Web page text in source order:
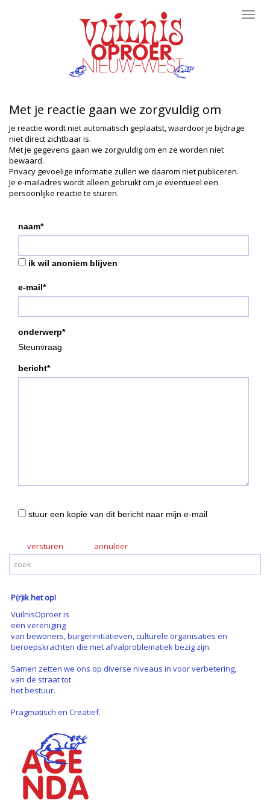
Met je reactie gaan we zorgvuldig om
Je reactie wordt niet automatisch geplaatst, waardoor je bijdrage
niet direct zichtbaar is.
Met je gegevens gaan we zorgvuldig om en ze worden niet
bewaard.
Privacy gevoelige informatie zullen we daarom niet publiceren.
Je e-mailadres wordt alleen gebruikt om je eventueel een
persoonlijke reactie te sturen.
naam*
ik wil anoniem blijven
e-mail*
onderwerp*
Steunvraag
bericht*
stuur een kopie van dit bericht naar mijn e-mail
versturen
P(r)ik het op!
VuilnisOproer is
een vereniging
van bewoners, burgerinitiatieven, culturele organisaties en
beroepskrachten die met afvalproblematiek bezig zijn.
Samen zetten we ons op diverse niveaus in voor verbetering,
van de straat tot
het bestuur.
Pragmatisch en Creatief.